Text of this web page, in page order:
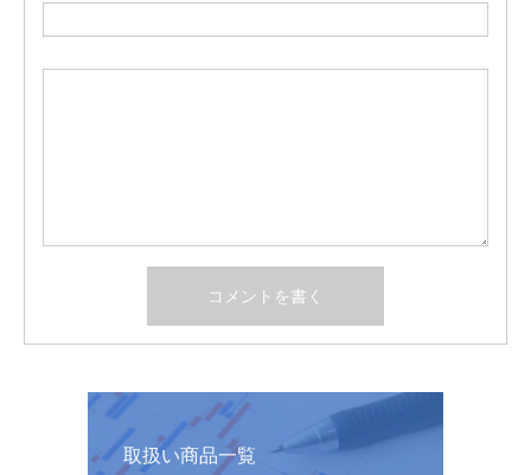
取扱い商品一覧